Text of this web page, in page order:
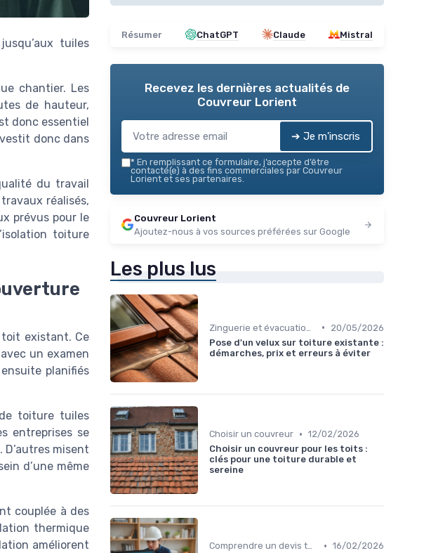
tuiles
chantier. Les
de hauteur,
donc essentiel
donc dans
du travail
réalisés,
prévus pour le
toiture
toit existant. Ce
un examen
planifiés
toiture tuiles
entreprises se
misent
d’une même
couplée à des
thermique
améliorent
Résumer ChatGPT Claude Mistral
Recevez les dernières actualités de
Couvreur Lorient
➔ Je m'inscris
* En remplissant ce formulaire, j’accepte d’être
contacté(e) à des fins commerciales par Couvreur
Lorient et ses partenaires.
Couvreur Lorient
Ajoutez-nous à vos sources préférées sur Google
Les plus lus
•
20/05/2026
Pose d'un velux sur toiture existante :
démarches, prix et erreurs à éviter
Choisir un couvreur • 12/02/2026
Choisir un couvreur pour les toits :
clés pour une toiture durable et
sereine
Comprendre un devis toiture • 16/02/2026